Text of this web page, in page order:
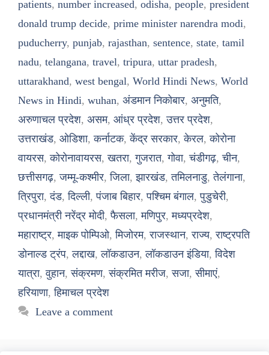
patients, number increased, odisha, people, president
donald trump decide, prime minister narendra modi,
puducherry, punjab, rajasthan, sentence, state, tamil
nadu, telangana, travel, tripura, uttar pradesh,
uttarakhand, west bengal, World Hindi News, World
News in Hindi, wuhan, अंडमान निकोबार, अनुमति,
अरुणाचल प्रदेश, असम, आंध्र प्रदेश,उत्तर प्रदेश,
उत्तराखंड, ओडिशा,कर्नाटक,केंद्र सरकार,केरल,कोरोना
वायरस,कोरोनावायरस,खतरा,गुजरात,गोवा,चंडीगढ़,चीन,
छत्तीसगढ़,जम्मू-कश्मीर,जिला,झारखंड,तमिलनाडु,तेलंगाना,
त्रिपुरा,दंड,दिल्ली,पंजाब बिहार,पश्चिम बंगाल,पुडुचेरी,
प्रधानमंत्री नरेंद्र मोदी,फैसला,मणिपुर,मध्यप्रदेश,
महाराष्ट्र,माइक पोम्पिओ,मिजोरम,राजस्थान,राज्य,राष्ट्रपति
डोनाल्ड ट्रंप,लद्दाख,लॉकडाउन,लॉकडाउन इंडिया,विदेश
यात्रा,वुहान,संक्रमण,संक्रमित मरीज,सजा,सीमाएं,
हरियाणा,हिमाचल प्रदेश
Leave a comment